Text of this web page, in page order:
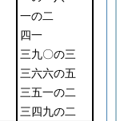
一の二
四一
三九〇の三
三六六の五
三五一の二
三四九の二